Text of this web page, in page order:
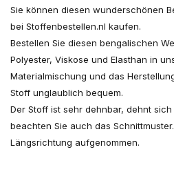
Sie können diesen wunderschönen
bei Stoffenbestellen.nl kaufen.
Bestellen Sie diesen bengalischen
Polyester, Viskose und Elasthan in
Materialmischung und das
Stoff unglaublich bequem.
Der Stoff ist sehr dehnbar, dehnt
beachten Sie auch das
Längsrichtung aufgenommen.